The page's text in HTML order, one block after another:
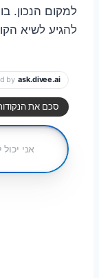
למקום הנכון.
להגיע לשיא